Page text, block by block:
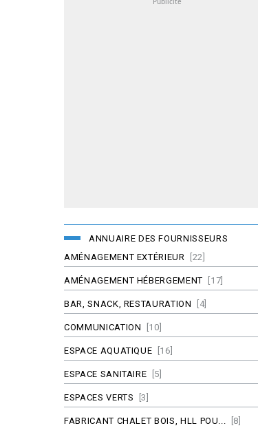
ANNUAIRE DES FOURNISSEURS
AMÉNAGEMENT EXTÉRIEUR
[22]
AMÉNAGEMENT HÉBERGEMENT [17]
BAR, SNACK, RESTAURATION [4]
COMMUNICATION [10]
ESPACE AQUATIQUE [16]
ESPACE SANITAIRE [5]
ESPACES VERTS [3]
FABRICANT CHALET BOIS, HLL POU... [8]